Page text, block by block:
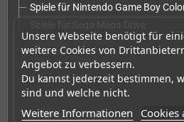
Unsere Webseite benötigt für
weitere Cookies von
Angebot zu verbessern.
Du kannst jederzeit bestimmen,
sind und welche nicht.
Weitere Informationen Cookies
Spiele für Nintendo Game Boy
Spiele für Atari VCS
Spiele für Atari Lynx
Spiele für PC
Spiele für macOS
Spiele für Evercade